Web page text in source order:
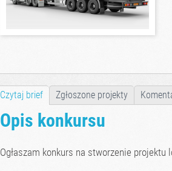
Czytaj brief Zgłoszone projekty
Opis konkursu
Ogłaszam konkurs na stworzenie projektu